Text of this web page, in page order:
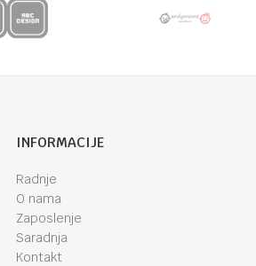
INFORMACIJE
Radnje
O nama
Zaposlenje
Saradnja
Kontakt